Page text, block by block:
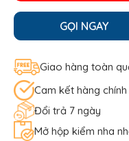
GỌI NGAY
Giao hàng toàn
Cam kết hàng chính
Đổi trả 7 ngày
Mở hộp kiểm nha